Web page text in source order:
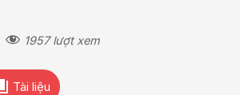
1957 lượt xem
Tài liệu